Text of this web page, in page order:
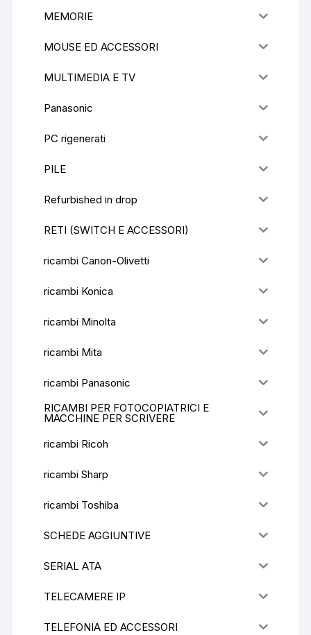
MEMORIE
MOUSE ED ACCESSORI
MULTIMEDIA E TV
Panasonic
PC rigenerati
PILE
Refurbished in drop
RETI (SWITCH E ACCESSORI)
ricambi Canon-Olivetti
ricambi Konica
ricambi Minolta
ricambi Mita
ricambi Panasonic
RICAMBI PER FOTOCOPIATRICI E
MACCHINE PER SCRIVERE
ricambi Ricoh
ricambi Sharp
ricambi Toshiba
SCHEDE AGGIUNTIVE
SERIAL ATA
TELECAMERE IP
TELEFONIA ED ACCESSORI